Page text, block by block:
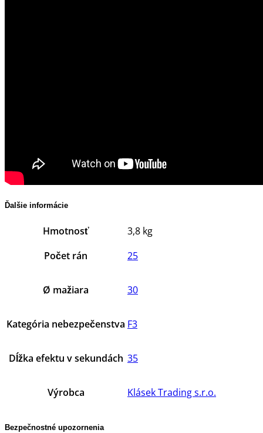
Ďalšie informácie
Hmotnosť
3,8 kg
Počet rán
25
Ø mažiara 30
Kategória nebezpečenstva F3
Dĺžka efektu v sekundách 35
Výrobca Klásek Trading s.r.o.
Bezpečnostné upozornenia